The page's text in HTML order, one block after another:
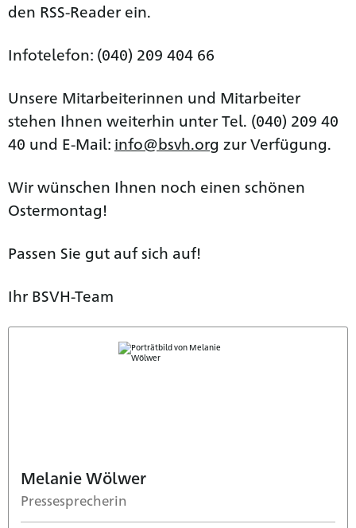
den RSS-Reader ein.
Infotelefon: (040) 209 404 66
Unsere Mitarbeiterinnen und Mitarbeiter
stehen Ihnen weiterhin unter Tel. (040) 209 40
40 und E-Mail: info@bsvh.org zur Verfügung.
Wir wünschen Ihnen noch einen schönen
Ostermontag!
Passen Sie gut auf sich auf!
Ihr BSVH-Team
Melanie Wölwer
Pressesprecherin